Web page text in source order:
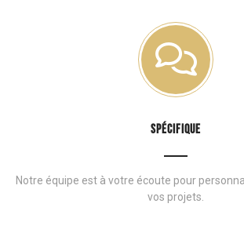
SPÉCIFIQUE
Notre équipe est à votre écoute pour
vos projets.